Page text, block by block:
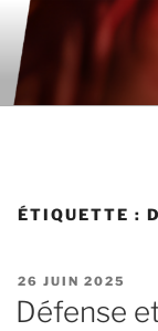
ÉTIQUETTE :
PUBLIÉ
LE
26 JUIN 2025
Défense